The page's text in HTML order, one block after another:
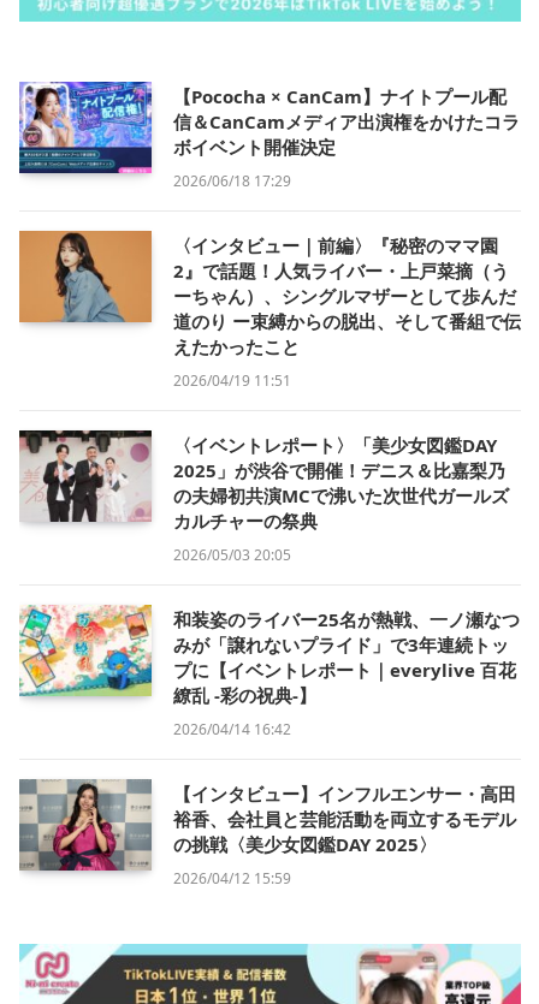
【Pococha × CanCam】ナイトプール配
信＆CanCamメディア出演権をかけたコラ
ボイベント開催決定
2026/06/18 17:29
〈インタビュー｜前編〉『秘密のママ園
2』で話題！人気ライバー・上戸菜摘（う
ーちゃん）、シングルマザーとして歩んだ
道のり ー束縛からの脱出、そして番組で伝
えたかったこと
2026/04/19 11:51
〈イベントレポート〉「美少女図鑑DAY
2025」が渋谷で開催！デニス＆比嘉梨乃
の夫婦初共演MCで沸いた次世代ガールズ
カルチャーの祭典
2026/05/03 20:05
和装姿のライバー25名が熱戦、一ノ瀬なつ
みが「譲れないプライド」で3年連続トッ
プに【イベントレポート｜everylive 百花
繚乱 -彩の祝典-】
2026/04/14 16:42
【インタビュー】インフルエンサー・高田
裕香、会社員と芸能活動を両立するモデル
の挑戦〈美少女図鑑DAY 2025〉
2026/04/12 15:59